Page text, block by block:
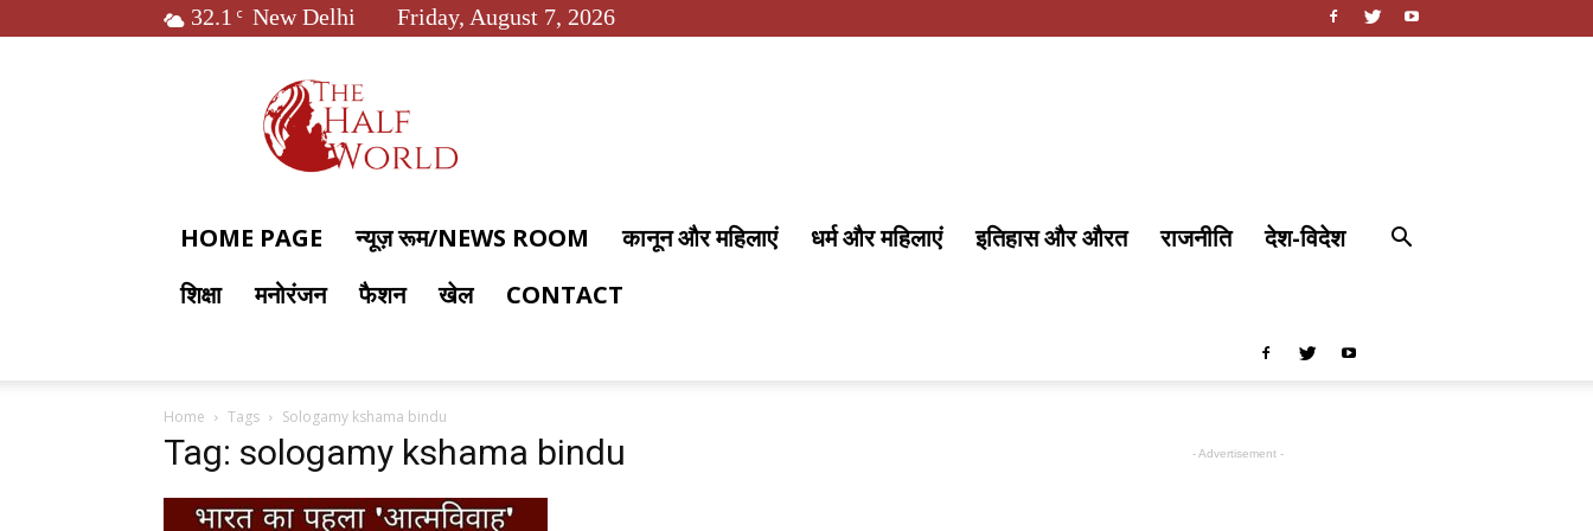
32.1 C New Delhi Friday, August 7, 2026
World
HOME PAGE न्यूज़ रूम/NEWS ROOM कानून और महिलाएं धर्म और महिलाएं इतिहास और औरत राजनीति
देश-विदेश
शिक्षा
मनोरंजन फैशन खेल CONTACT
Home Tags Sologamy kshama bindu
Tag: sologamy kshama bindu - Advertisement -